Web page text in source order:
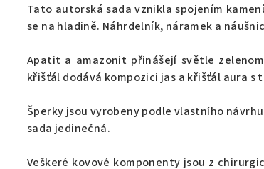
Tato autorská sada vznikla spojením
se na hladině. Náhrdelník, náramek a
Apatit a amazonit přinášejí světle
křišťál dodává kompozici jas a křišťál aura
Šperky jsou vyrobeny podle vlastního
sada jedinečná.
Veškeré kovové komponenty jsou z